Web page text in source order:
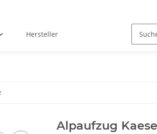
Hersteller
Alpaufzug